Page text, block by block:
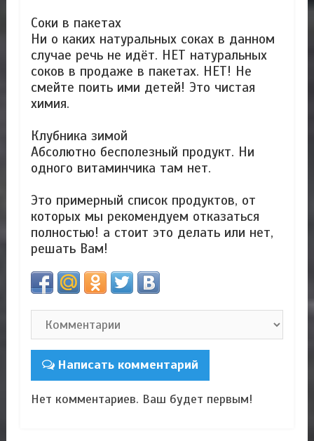
Соки в пакетах
Ни о каких натуральных соках в данном
случае речь не идёт. НЕТ натуральных
соков в продаже в пакетах. НЕТ! Не
смейте поить ими детей! Это чистая
химия.
Клубника зимой
Абсолютно бесполезный продукт. Ни
одного витаминчика там нет.
Это примерный список продуктов, от
которых мы рекомендуем отказаться
полностью! а стоит это делать или нет,
решать Вам!
Написать комментарий
Нет комментариев. Ваш будет первым!